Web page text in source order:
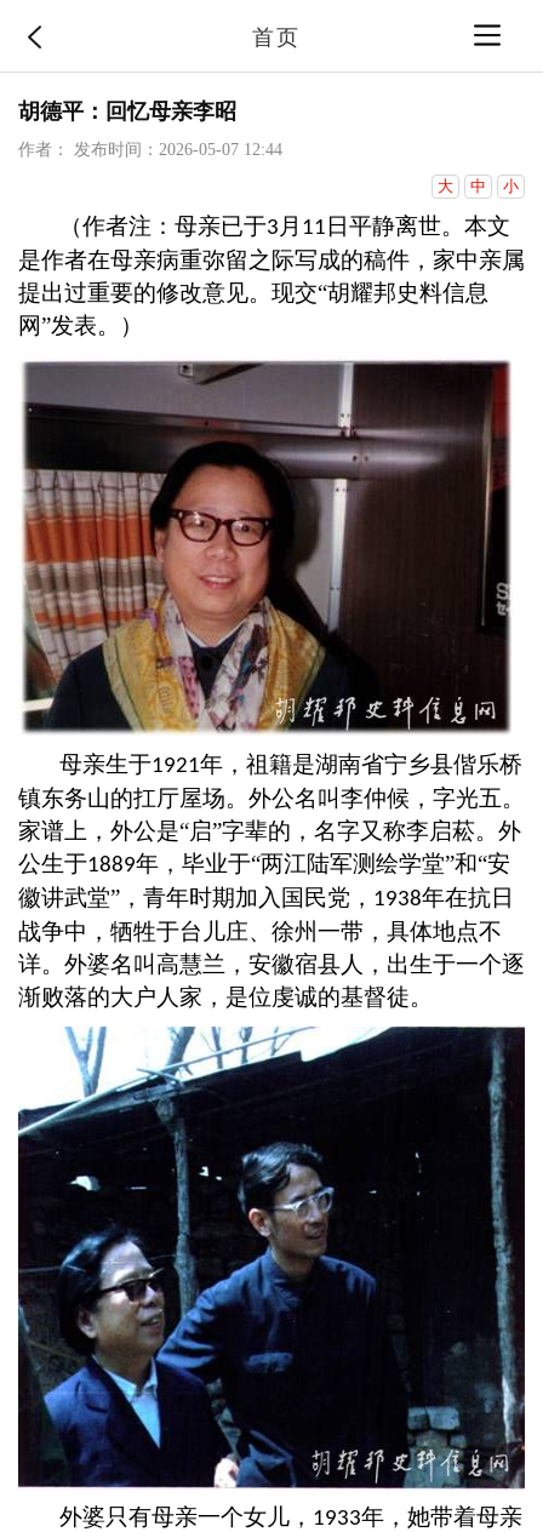
首页
胡德平：回忆母亲李昭
作者：
发布时间：2026-05-07 12:44
大
中 小
（作者注：母亲已于3 月 11 日平静离世。本文
是作者在母亲病重弥留之际写成的稿件，家中亲属
提出过重要的修改意见。现交“胡耀邦史料信息
网”发表。）
母亲生于1921年，祖籍是湖南省宁乡县偕乐桥
镇东务山的扛厅屋场。外公名叫李仲候，字光五。
家谱上，外公是“启”字辈的，名字又称李启菘。外
公生于1889年，毕业于“两江陆军测绘学堂”和“安
徽讲武堂”，青年时期加入国民党， 1938年在抗日
战争中，牺牲于台儿庄、徐州一带，具体地点不
详。外婆名叫高慧兰，安徽宿县人，出生于一个逐
渐败落的大户人家，是位虔诚的基督徒。
外婆只有母亲一个女儿， 1933年，她带着母亲